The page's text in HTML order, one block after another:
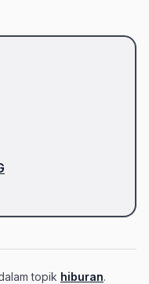
topik hiburan.